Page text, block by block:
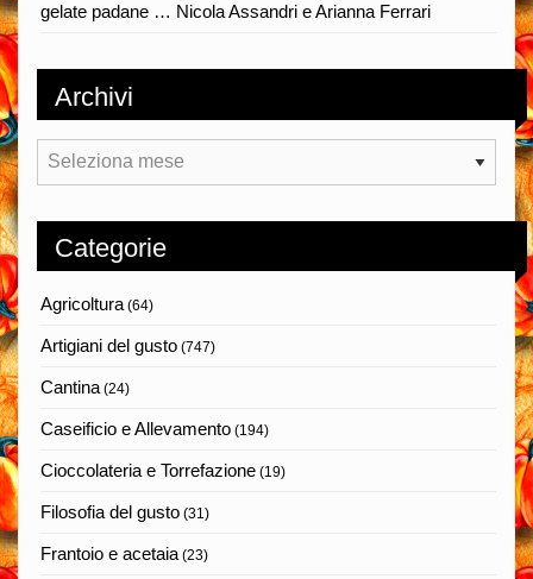
gelate padane … Nicola Assandri e Arianna Ferrari
Archivi
Archivi
Categorie
Agricoltura(64)
Artigiani del gusto (747)
Cantina(24)
Caseificio e Allevamento (194)
Cioccolateria e Torrefazione (19)
Filosofia del gusto (31)
Frantoio e acetaia(23)